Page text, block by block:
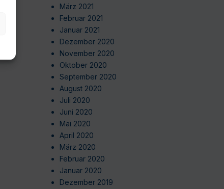
März 2021
Februar 2021
Januar 2021
Dezember 2020
November 2020
Oktober 2020
September 2020
August 2020
Juli 2020
Juni 2020
Mai 2020
April 2020
März 2020
Februar 2020
Januar 2020
Dezember 2019